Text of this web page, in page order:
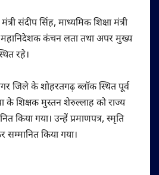
संदीप सिंह, माध्यमिक शिक्षा मंत्री
महानिदेशक कंचन लता तथा अपर मुख्य
रहे।
जिले के शोहरतगढ़ ब्लॉक स्थित पूर्व
के शिक्षक मुस्तन शेरुल्लाह को राज्य
किया गया। उन्हें प्रमाणपत्र, स्मृति
किया गया।